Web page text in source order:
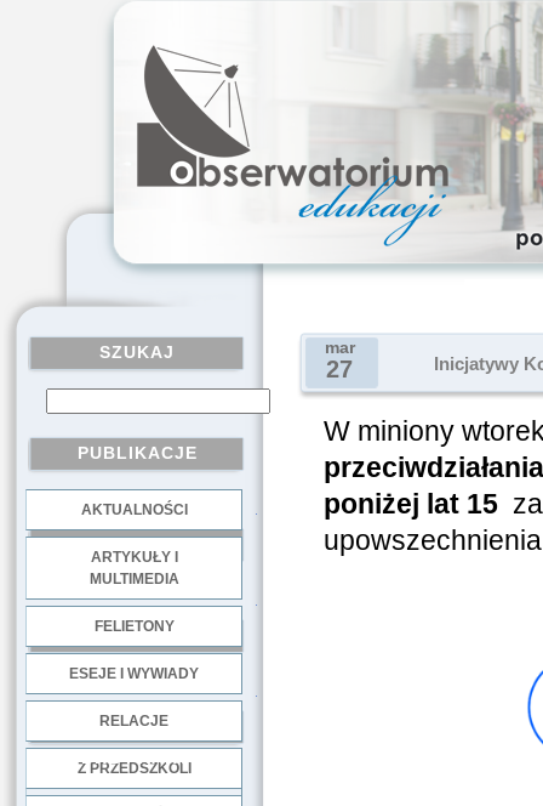
SZUKAJ
PUBLIKACJE
AKTUALNOŚCI
ARTYKUŁY I
MULTIMEDIA
FELIETONY
ESEJE I WYWIADY
RELACJE
Z PRZEDSZKOLI
mar
27 Inicjatywy
W miniony
poniżej lat 15